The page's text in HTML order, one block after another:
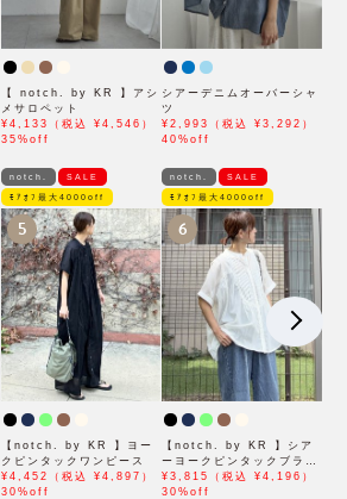
【 notch. by KR 】アシ
メサロペット
¥4,133（税込 ¥4,546）
35%off
シアーデニムオーバーシャ
ツ
¥2,993（税込 ¥3,292）
40%off
notch. SALE
ﾓｱｵﾌ最大4000off
5
【notch. by KR 】ヨー
クピンタックワンピース
¥4,452（税込 ¥4,897）
30%off
notch. SALE
ﾓｱｵﾌ最大4000off
6
【notch. by KR 】シア
ーヨークピンタックブラウ
ス
¥3,815（税込 ¥4,196）
30%off